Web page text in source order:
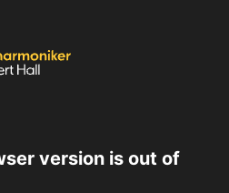
version is out of